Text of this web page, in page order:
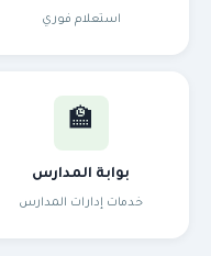
استعلام فوري
🏫
بوابة المدارس
خدمات إدارات المدارس